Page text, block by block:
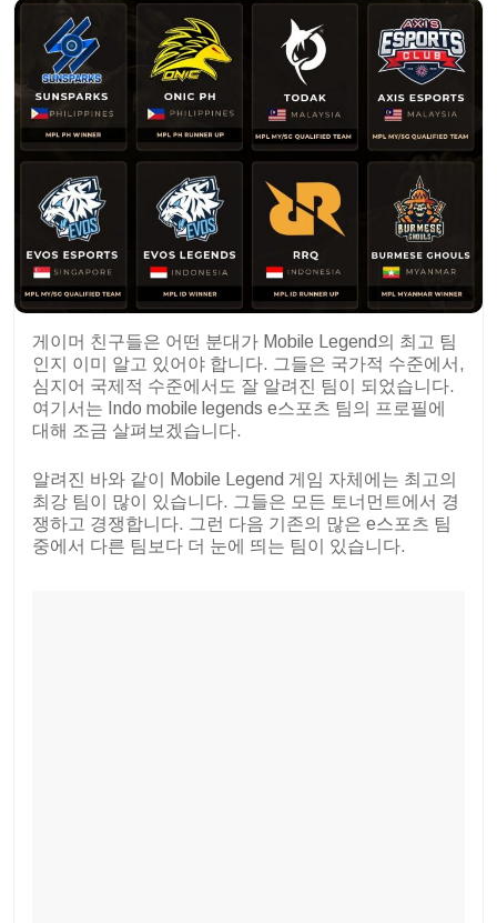
게이머 친구들은 어떤 분대가 Mobile Legend의 최고 팀
인지 이미 알고 있어야 합니다. 그들은 국가적 수준에서,
심지어 국제적 수준에서도 잘 알려진 팀이 되었습니다.
여기서는 Indo mobile legends e스포츠 팀의 프로필에
대해 조금 살펴보겠습니다.
알려진 바와 같이 Mobile Legend 게임 자체에는 최고의
최강 팀이 많이 있습니다. 그들은 모든 토너먼트에서 경
쟁하고 경쟁합니다. 그런 다음 기존의 많은 e스포츠 팀
중에서 다른 팀보다 더 눈에 띄는 팀이 있습니다.